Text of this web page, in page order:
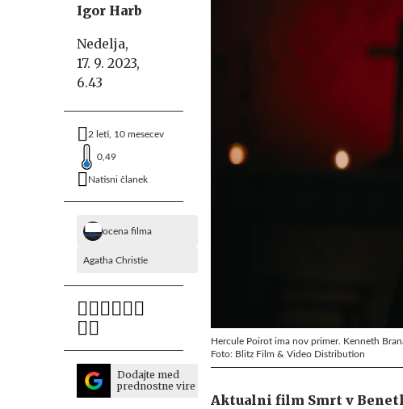
Igor Harb
Nedelja,
17. 9. 2023,
6.43
2 leti, 10 mesecev
0,49
Natisni članek
ocena filma
Agatha Christie
Dodajte med
prednostne vire
Hercule Poirot ima nov primer. Kenneth
Foto: Blitz Film & Video Distribution
Aktualni film Smrt v